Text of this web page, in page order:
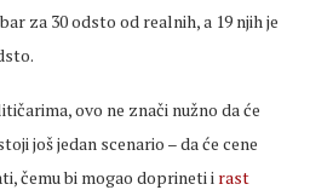
za 30 odsto od realnih, a 19 njih je
ovo ne znači nužno da će
još jedan scenario – da će cene
čemu bi mogao doprineti i rast